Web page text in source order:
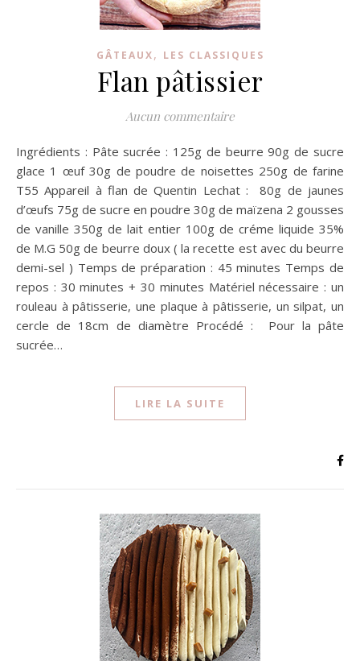
GÂTEAUX, LES CLASSIQUES
Flan pâtissier
Aucun commentaire
Ingrédients : Pâte sucrée : 125g de beurre 90g de sucre
glace 1 œuf 30g de poudre de noisettes 250g de farine
T55 Appareil à flan de Quentin Lechat : 80g de jaunes
d’œufs 75g de sucre en poudre 30g de maïzena 2 gousses
de vanille 350g de lait entier 100g de créme liquide 35%
de M.G 50g de beurre doux ( la recette est avec du beurre
demi-sel ) Temps de préparation : 45 minutes Temps de
repos : 30 minutes + 30 minutes Matériel nécessaire : un
rouleau à pâtisserie, une plaque à pâtisserie, un silpat, un
cercle de 18cm de diamètre Procédé : Pour la pâte
sucrée…
LIRE LA SUITE